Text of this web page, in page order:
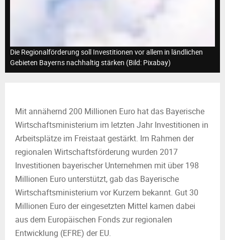
E
U
Die Regionalförderung soll Investitionen vor allem in ländlichen
Gebieten Bayerns nachhaltig stärken (Bild: Pixabay)
Mit annähernd 200 Millionen Euro hat das Bayerische
Wirtschaftsministerium im letzten Jahr Investitionen in
Arbeitsplätze im Freistaat gestärkt. Im Rahmen der
regionalen Wirtschaftsförderung wurden 2017
Investitionen bayerischer Unternehmen mit über 198
Millionen Euro unterstützt, gab das Bayerische
Wirtschaftsministerium vor Kurzem bekannt. Gut 30
Millionen Euro der eingesetzten Mittel kamen dabei
aus dem Europäischen Fonds zur regionalen
Entwicklung (EFRE) der EU.